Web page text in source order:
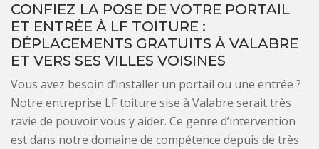
CONFIEZ LA POSE DE VOTRE PORTAIL
ET ENTRÉE À LF TOITURE :
DÉPLACEMENTS GRATUITS À VALABRE
ET VERS SES VILLES VOISINES
Vous avez besoin d’installer un portail ou une entrée ?
Notre entreprise LF toiture sise à Valabre serait très
ravie de pouvoir vous y aider. Ce genre d’intervention
est dans notre domaine de compétence depuis de très